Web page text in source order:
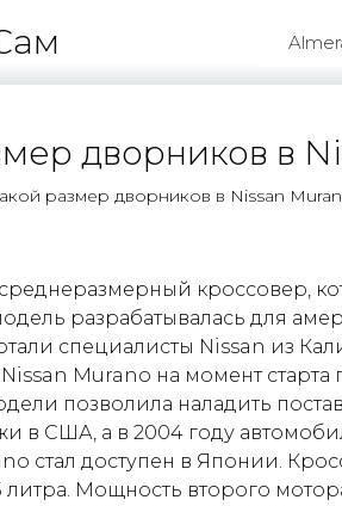
дворников в
размер дворников в Nissan
кроссовер,
разрабатывалась для
специалисты Nissan из
Murano на момент
позволила наладить
в США, а в 2004 году
стал доступен в Японии.
литра. Мощность второго